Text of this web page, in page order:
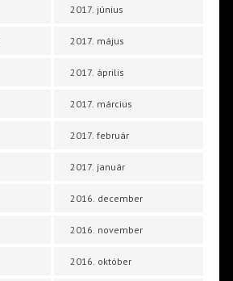
2017. június
2017. május
2017. április
2017. március
2017. február
2017. január
2016. december
2016. november
2016. október